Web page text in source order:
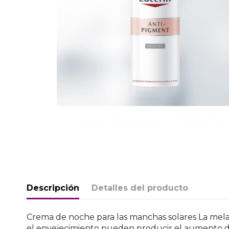
Descripción Detalles del producto
Crema de noche para las manchas solares La